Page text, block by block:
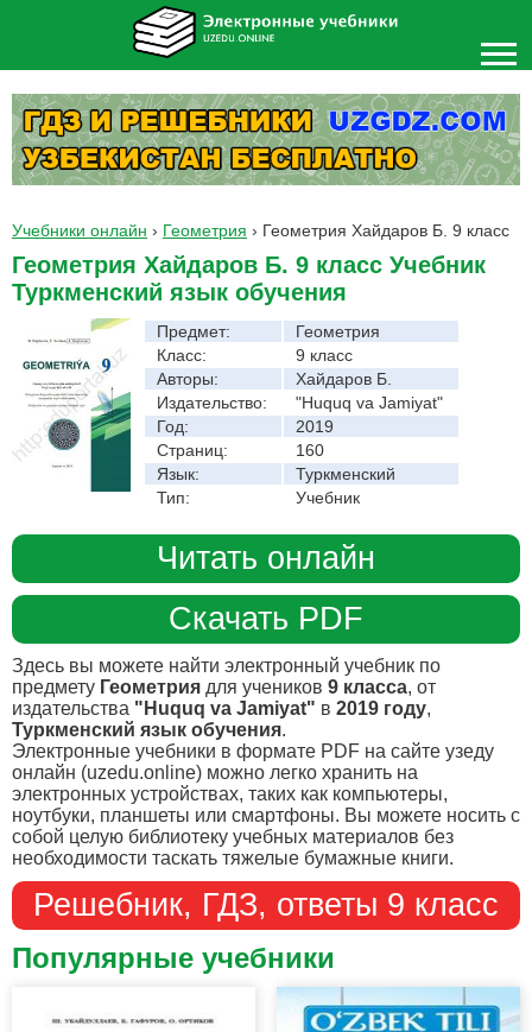
Учебники онлайн › Геометрия › Геометрия Хайдаров Б. 9 класс
Геометрия Хайдаров Б. 9 класс Учебник
Туркменский язык обучения
Предмет:
Геометрия
Класс:
9 класс
Авторы:
Хайдаров Б.
Издательство:
"Huquq va Jamiyat"
Год:
2019
Страниц:
160
Язык:
Туркменский
Тип:
Учебник
Читать онлайн
Скачать PDF
Здесь вы можете найти электронный учебник по
предмету Геометрия для учеников 9 класса, от
издательства "Huquq va Jamiyat" в 2019 году,
Туркменский язык обучения.
Электронные учебники в формате PDF на сайте узеду
онлайн (uzedu.online) можно легко хранить на
электронных устройствах, таких как компьютеры,
ноутбуки, планшеты или смартфоны. Вы можете носить с
собой целую библиотеку учебных материалов без
необходимости таскать тяжелые бумажные книги.
Решебник, ГДЗ, ответы 9 класс
Популярные учебники